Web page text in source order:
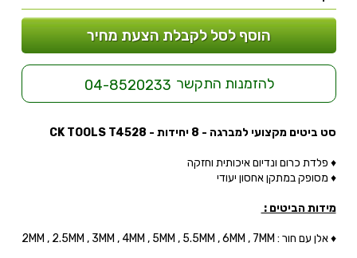
הוסף לסל לקבלת הצעת מחיר
להזמנות התקשר 04-8520233
סט ביטים מקצועי למברגה - 8 יחידות - CK TOOLS T4528
♦ פלדת כרום ונדיום איכותית וחזקה
♦ מסופק במתקן אחסון יעודי
מידות הביטים :
♦ אלן עם חור : 2MM , 2.5MM , 3MM , 4MM , 5MM , 5.5MM , 6MM , 7MM